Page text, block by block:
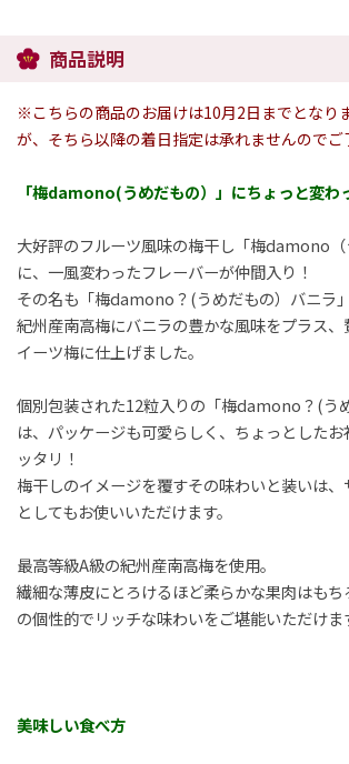
商品説明
※こちらの商品のお届けは10月2日までとなり
が、そちら以降の着日指定は承れませんのでご
「梅damono(うめだもの）」にちょっと変わ
大好評のフルーツ風味の梅干し「梅damono（
に、一風変わったフレーバーが仲間入り！
その名も「梅damono？(うめだもの）バニラ」
紀州産南高梅にバニラの豊かな風味をプラス、
イーツ梅に仕上げました。
個別包装された12粒入りの「梅damono？(う
は、パッケージも可愛らしく、ちょっとした
ッタリ！
梅干しのイメージを覆すその味わいと装いは、
としてもお使いいただけます。
最高等級A級の紀州産南高梅を使用。
繊細な薄皮にとろけるほど柔らかな果肉はもち
の個性的でリッチな味わいをご堪能いただけま
美味しい食べ方